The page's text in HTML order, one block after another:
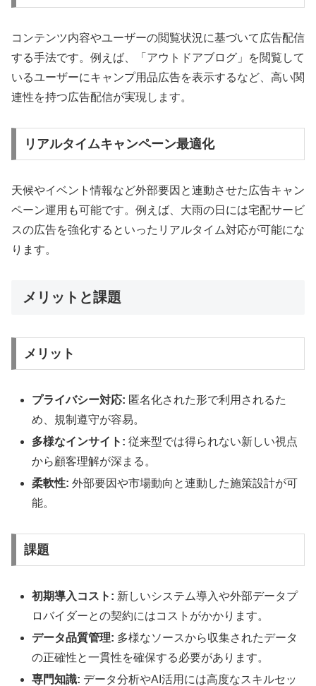
コンテンツ内容やユーザーの閲覧状況に基づいて広告配信
する手法です。例えば、「アウトドアブログ」を閲覧して
いるユーザーにキャンプ用品広告を表示するなど、高い関
連性を持つ広告配信が実現します。
リアルタイムキャンペーン最適化
天候やイベント情報など外部要因と連動させた広告キャン
ペーン運用も可能です。例えば、大雨の日には宅配サービ
スの広告を強化するといったリアルタイム対応が可能にな
ります。
メリットと課題
メリット
プライバシー対応: 匿名化された形で利用されるた
め、規制遵守が容易。
多様なインサイト: 従来型では得られない新しい視点
から顧客理解が深まる。
柔軟性: 外部要因や市場動向と連動した施策設計が可
能。
課題
初期導入コスト: 新しいシステム導入や外部データプ
ロバイダーとの契約にはコストがかかります。
データ品質管理: 多様なソースから収集されたデータ
の正確性と一貫性を確保する必要があります。
専門知識: データ分析やAI活用には高度なスキルセッ